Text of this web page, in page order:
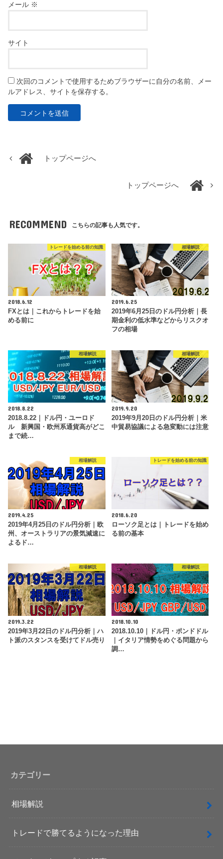
メール ※
サイト
次回のコメントで使用するためブラウザーに自分の名前、メー
ルアドレス、サイトを保存する。
トップページへ
トップページへ
RECOMMEND こちらの記事も人気です。
トレードを始める前の知識
2018.6.12
FXとは｜これからトレードを始
める前に
相場解説
2019.6.25
2019年6月25日のドル円分析｜長
期金利の低水準などからリスクオ
フの相場
相場解説
2018.8.22
2018.8.22｜ドル円・ユーロド
ル 新興国・欧州系通貨高がどこ
まで続…
相場解説
2019.9.20
2019年9月20日のドル円分析｜米
中貿易協議による急変動には注意
相場解説
2019.4.25
2019年4月25日のドル円分析｜欧
州、オーストラリアの景気減速に
よるド…
トレードを始める前の知識
2018.6.20
ローソク足とは｜トレードを始め
る前の基本
相場解説
2019.3.22
2019年3月22日のドル円分析｜ハ
ト派のスタンスを受けてドル売り
相場解説
2018.10.10
2018.10.10｜ドル円・ポンドドル
｜イタリア情勢をめぐる問題から
調…
カテゴリー
相場解説
トレードで勝てるようになった理由